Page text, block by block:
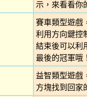
示，來看看你
賽車類型遊戲
利用方向鍵控
結束後可以利
最後的冠軍哦
益智類型遊戲
方塊找到回家